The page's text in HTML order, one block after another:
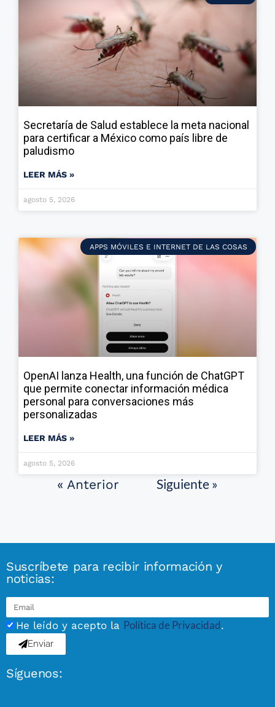
Secretaría de Salud establece la meta nacional
para certificar a México como país libre de
paludismo
LEER MÁS »
agosto 5, 2026
APPS MÓVILES E INTERNET DE LAS COSAS
OpenAI lanza Health, una función de ChatGPT
que permite conectar información médica
personal para conversaciones más
personalizadas
LEER MÁS »
agosto 5, 2026
« Anterior Siguiente »
Suscríbete para recibir información y
noticias:
He leído y acepto la Política de Privacidad.
Enviar
Síguenos: